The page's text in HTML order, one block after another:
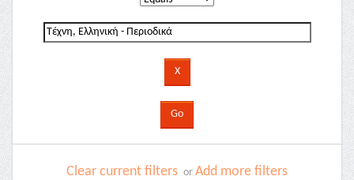
Clear current filters or Add more filters